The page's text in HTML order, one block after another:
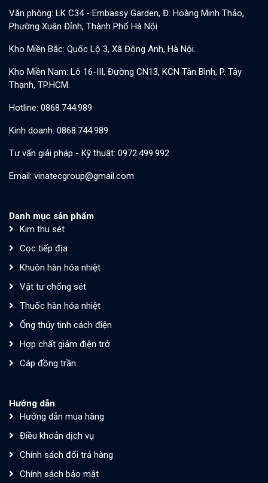
Văn phòng: LK C34 - Embassy Garden, Đ. Hoàng Minh Thảo,
Phường Xuân Đỉnh, Thành Phố Hà Nội
Kho Miền Bắc: Quốc Lộ 3, Xã Đông Anh, Hà Nội.
Kho Miền Nam: Lô 16-III, Đường CN13, KCN Tân Bình, P. Tây
Thạnh, TP.HCM.
Hotline: 0868.744.989
Kinh doanh: 0868.744.989
Tư vấn giải pháp - Kỹ thuật: 0972.499.992
Email: vinatecgroup@gmail.com
Danh mục sản phẩm
Kim thu sét
Cọc tiếp địa
Khuôn hàn hóa nhiệt
Vật tư chống sét
Thuốc hàn hóa nhiệt
Ống thủy tinh cách điện
Hợp chất giảm điện trở
Cáp đồng trần
Hướng dẫn
Hướng dẫn mua hàng
Điều khoản dịch vụ
Chính sách đổi trả hàng
Chính sách bảo mật